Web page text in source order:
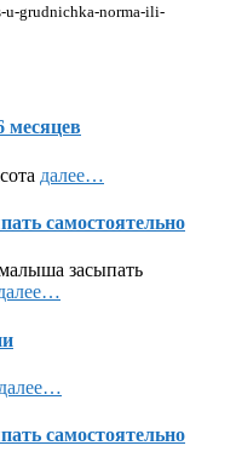
grudnichka-norma-ili-
месяцев
далее…
самостоятельно
засыпать
далее…
самостоятельно